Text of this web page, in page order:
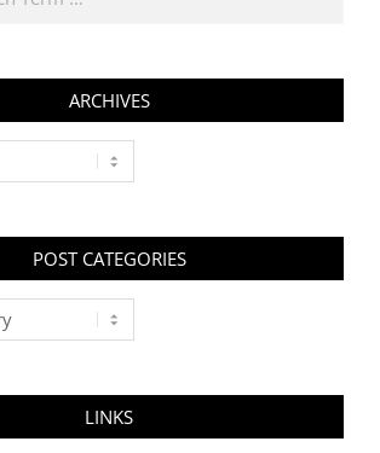
ARCHIVES
POST CATEGORIES
LINKS